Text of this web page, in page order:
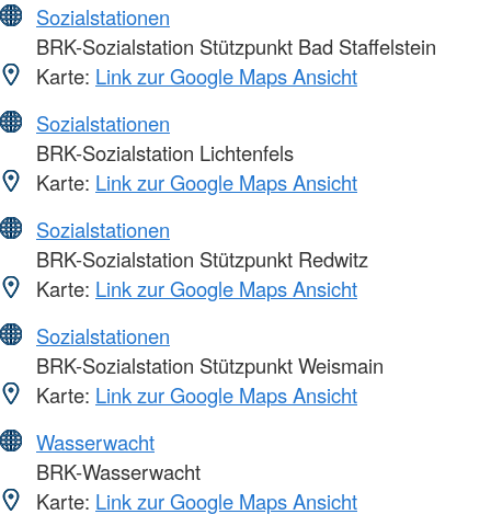
Sozialstationen
BRK-Sozialstation Stützpunkt Bad Staffelstein
Karte: Link zur Google Maps Ansicht
Sozialstationen
BRK-Sozialstation Lichtenfels
Karte: Link zur Google Maps Ansicht
Sozialstationen
BRK-Sozialstation Stützpunkt Redwitz
Karte: Link zur Google Maps Ansicht
Sozialstationen
BRK-Sozialstation Stützpunkt Weismain
Karte: Link zur Google Maps Ansicht
Wasserwacht
BRK-Wasserwacht
Karte: Link zur Google Maps Ansicht